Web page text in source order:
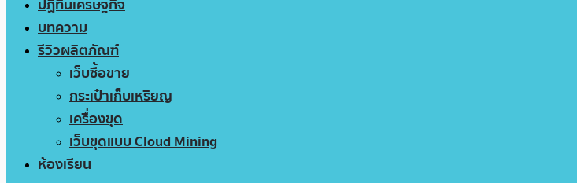
ปฏิทินเศรษฐกิจ
บทความ
รีวิวผลิตภัณฑ์
เว็บซื้อขาย
กระเป๋าเก็บเหรียญ
เครื่องขุด
เว็บขุดแบบ Cloud Mining
ห้องเรียน